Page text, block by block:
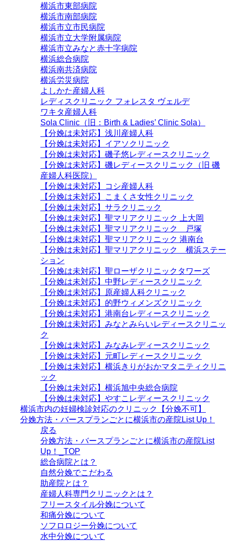
横浜市東部病院
横浜市南部病院
横浜市立市民病院
横浜市立大学附属病院
横浜市立みなと赤十字病院
横浜総合病院
横浜南共済病院
横浜労災病院
よしかた産婦人科
レディスクリニック フォレスタ ヴェルデ
ワキタ産婦人科
Sola Clinic（旧：Birth & Ladies’ Clinic Sola）
【分娩は未対応】浅川産婦人科
【分娩は未対応】イアソクリニック
【分娩は未対応】磯子悠レディースクリニック
【分娩は未対応】磯レディースクリニック（旧 磯
産婦人科医院）
【分娩は未対応】コシ産婦人科
【分娩は未対応】こまくさ女性クリニック
【分娩は未対応】サラクリニック
【分娩は未対応】聖マリアクリニック 上大岡
【分娩は未対応】聖マリアクリニック 戸塚
【分娩は未対応】聖マリアクリニック 港南台
【分娩は未対応】聖マリアクリニック 横浜ステー
ション
【分娩は未対応】聖ローザクリニックタワーズ
【分娩は未対応】中野レディースクリニック
【分娩は未対応】原産婦人科クリニック
【分娩は未対応】的野ウィメンズクリニック
【分娩は未対応】港南台レディースクリニック
【分娩は未対応】みなとみらいレディースクリニッ
ク
【分娩は未対応】みなみレディースクリニック
【分娩は未対応】元町レディースクリニック
【分娩は未対応】横浜きりがおかマタニティクリニ
ック
【分娩は未対応】横浜旭中央総合病院
【分娩は未対応】やすこレディースクリニック
横浜市内の妊婦検診対応のクリニック【分娩不可】
分娩方法・バースプランごとに横浜市の産院List Up！
戻る
分娩方法・バースプランごとに横浜市の産院List
Up！_TOP
総合病院とは？
自然分娩でこだわる
助産院とは？
産婦人科専門クリニックとは？
フリースタイル分娩について
和痛分娩について
ソフロロジー分娩について
水中分娩について